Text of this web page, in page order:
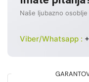
Naše ljubazno
Viber/Whatsapp :